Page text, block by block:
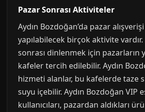
Pazar Sonrası Aktiviteler
Aydın Bozdoğan’da pazar
yapılabilecek birçok aktivite vardır.
sonrası dinlenmek için pazarların
kafeler tercih edilebilir. Aydın
hizmeti alanlar, bu kafelerde taze
suyu içebilir. Aydın Bozdoğan VIP
kullanıcıları, pazardan aldıkları